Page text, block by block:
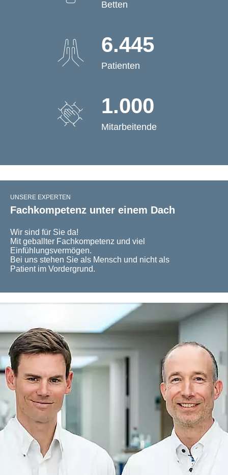
Betten
6.445
Patienten
1.000
Mitarbeitende
UNSERE EXPERTEN
Fachkompetenz unter einem Dach
Wir sind für Sie da!
Mit geballter Fachkompetenz und viel
Einfühlungsvermögen.
Bei uns stehen Sie als Mensch und nicht als
Patient im Vordergrund.